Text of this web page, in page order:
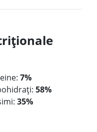
7%
58%
35%